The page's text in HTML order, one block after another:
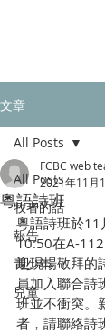
文章
All Posts
牧者的話
報告
青少年
兒童
All Posts
粵語詩班
FCBC web
2021年11月
粵語詩班於
10:50在A-
迎現場敬拜的
員加入聯合詩
班並不衝突。
者，請聯絡詩